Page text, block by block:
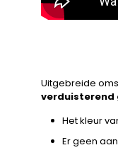
Uitgebreide
verduisterend
Het kleur
Er geen